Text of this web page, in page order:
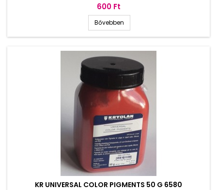
Ár
600 Ft
Bővebben
KR UNIVERSAL COLOR PIGMENTS 50 G 6580